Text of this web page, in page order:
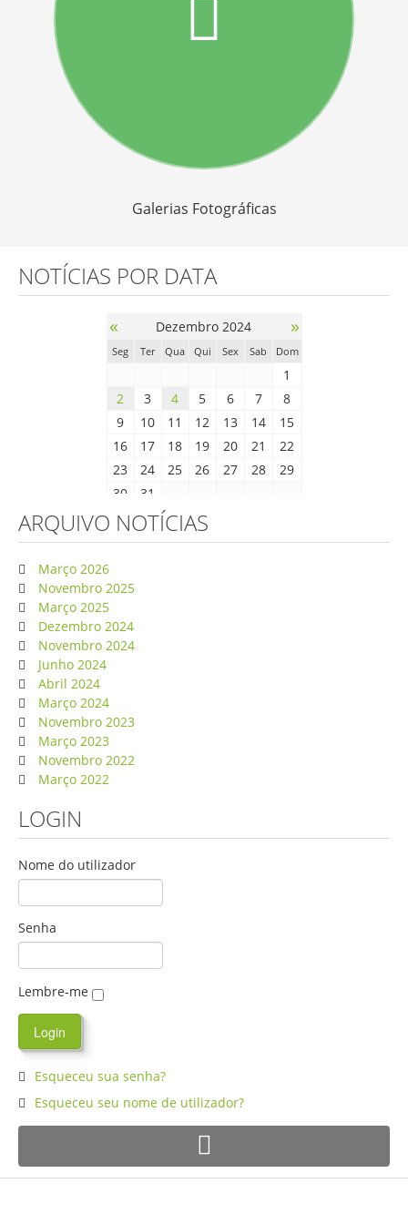
Galerias Fotográficas
NOTÍCIAS POR DATA
« Dezembro 2024 »
Seg Ter Qua Qui Sex Sab Dom
1
2
3 4 5 6 7
8
9
10 11 12 13 14
15
16
17 18 19 20 21
22
23
24 25 26 27 28
29
30
31
ARQUIVO NOTÍCIAS
Março 2026
Novembro 2025
Março 2025
Dezembro 2024
Novembro 2024
Junho 2024
Abril 2024
Março 2024
Novembro 2023
Março 2023
Novembro 2022
Março 2022
LOGIN
Nome do utilizador
Senha
Lembre-me
Esqueceu sua senha?
Esqueceu seu nome de utilizador?